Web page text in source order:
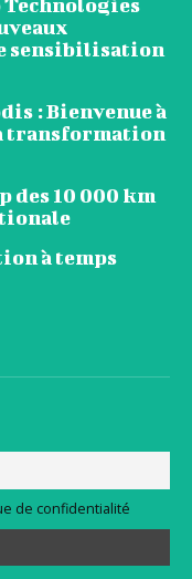
sensibilisation
: Bienvenue à
transformation
des 10 000 km
à temps
de confidentialité